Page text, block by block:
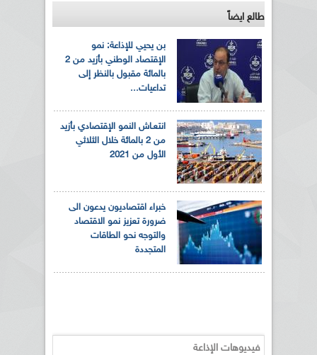
طالع ايضاً
بن يحيي للإذاعة: نمو
الإقتصاد الوطني بأزيد من 2
بالمائة مقبول بالنظر إلى
تداعيات...
انتعـاش النمو الإقتصادي بأزيد
من 2 بالمائة خلال الثلاثي
الأول من 2021
خبراء اقتصاديون يدعون الى
ضرورة تعزيز نمو الاقتصاد
والتوجه نحو الطاقات
المتجددة
فيديوهات الإذاعة